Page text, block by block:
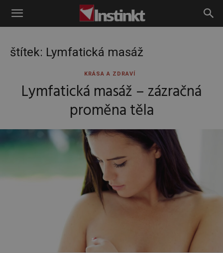
Instinkt
štítek: Lymfatická masáž
KRÁSA A ZDRAVÍ
Lymfatická masáž – zázračná
proměna těla